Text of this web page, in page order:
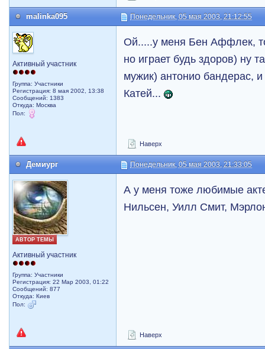
malinka095 Понедельник, 05 мая 2003, 21:12:55
Активный участник
Группа: Участники
Регистрация: 8 мая 2002, 13:38
Сообщений: 1383
Откуда: Москва
Пол:
Ой.....у меня Бен Аффлек,
но играет будь здоров) ну
мужик) антонио бандерас,
Катей...
Наверх
Демиург Понедельник, 05 мая 2003, 21:33:05
АВТОР ТЕМЫ
Активный участник
Группа: Участники
Регистрация: 22 Мар 2003, 01:22
Сообщений: 877
Откуда: Киев
Пол:
А у меня тоже любимые
Нильсен, Уилл Смит,
Наверх